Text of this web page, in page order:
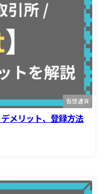
仮想通貨
メリット、登録方法